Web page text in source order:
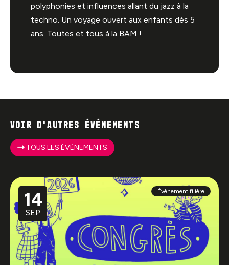
polyphonies et influences allant du jazz à la
techno. Un voyage ouvert aux enfants dès 5
ans. Toutes et tous à la BAM !
Voir d'autres événements
TOUS LES ÉVÉNEMENTS
14
SEP
Évènement filière